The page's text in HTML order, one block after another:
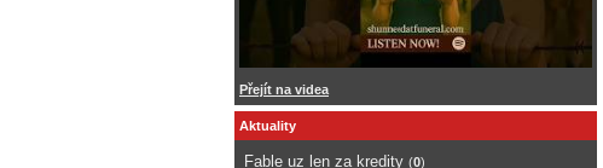
Přejít na videa
Aktuality
Fable uz len za kredity (0)